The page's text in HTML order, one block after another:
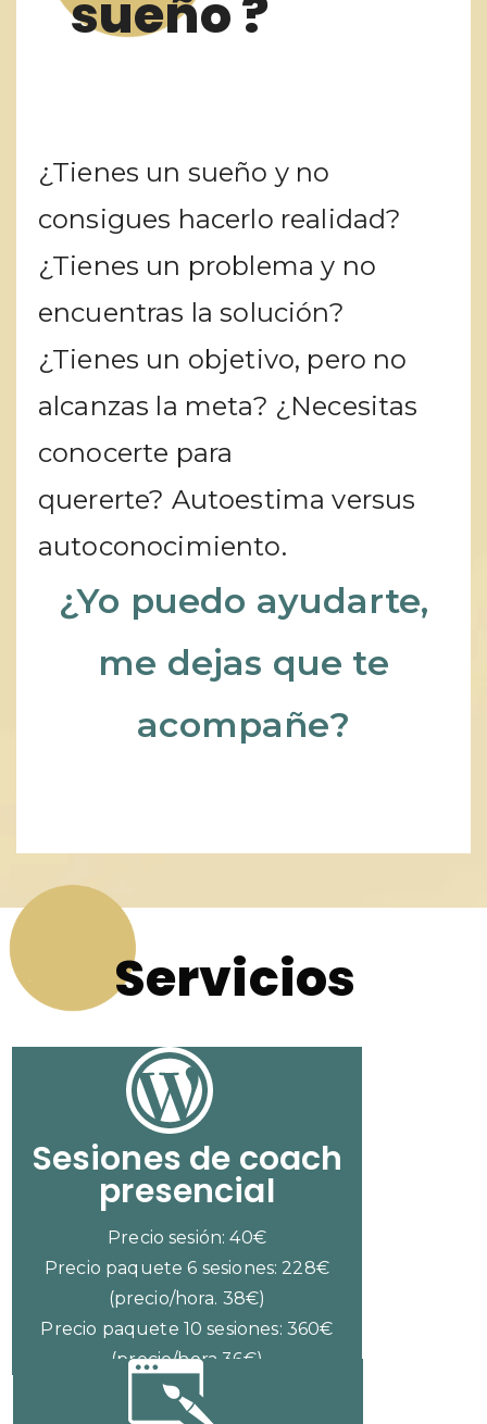
sueño ?
¿Tienes un sueño y no
consigues hacerlo realidad?
¿Tienes un problema y no
encuentras la solución?
¿Tienes un objetivo, pero no
alcanzas la meta? ¿Necesitas
conocerte para
quererte? Autoestima versus
autoconocimiento.
¿Yo puedo ayudarte,
me dejas que te
acompañe?
Servicios
Sesiones de coach
presencial
Precio sesión: 40€
Precio paquete 6 sesiones: 228€
(precio/hora. 38€)
Precio paquete 10 sesiones: 360€
(precio/hora 36€)